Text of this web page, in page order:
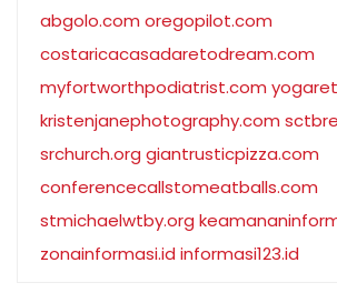
abgolo.com oregopilot.com
costaricacasadaretodream.com
myfortworthpodiatrist.com
kristenjanephotography.com
srchurch.org giantrusticpizza.com
conferencecallstomeatballs.com
stmichaelwtby.org
zonainformasi.id informasi123.id